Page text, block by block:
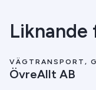
VÄGTRANSPORT,
ÖvreAllt AB